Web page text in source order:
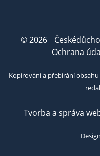
© 2026
Ochrana
Kopírování a přebírání
Tvorba a správa